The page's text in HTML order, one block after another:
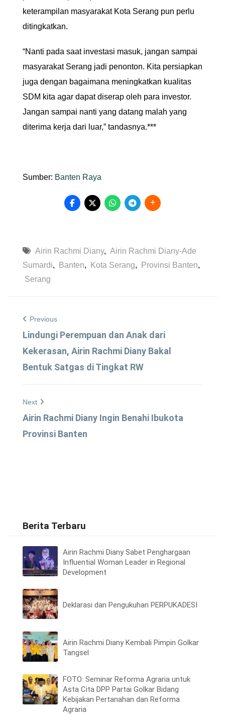
keterampilan masyarakat Kota Serang pun perlu
ditingkatkan.
“Nanti pada saat investasi masuk, jangan sampai
masyarakat Serang jadi penonton. Kita persiapkan
juga dengan bagaimana meningkatkan kualitas
SDM kita agar dapat diserap oleh para investor.
Jangan sampai nanti yang datang malah yang
diterima kerja dari luar,” tandasnya.***
Sumber: Banten Raya
Airin Rachmi Diany, Airin Rachmi Diany-Ade
Sumardi, Banten, Kota Serang, Provinsi Banten,
Serang
Previous
Lindungi Perempuan dan Anak dari
Kekerasan, Airin Rachmi Diany Bakal
Bentuk Satgas di Tingkat RW
Next
Airin Rachmi Diany Ingin Benahi Ibukota
Provinsi Banten
Berita Terbaru
Airin Rachmi Diany Sabet Penghargaan
Influential Woman Leader in Regional
Development
Deklarasi dan Pengukuhan PERPUKADESI
Airin Rachmi Diany Kembali Pimpin Golkar
Tangsel
FOTO: Seminar Reforma Agraria untuk
Asta Cita DPP Partai Golkar Bidang
Kebijakan Pertanahan dan Reforma
Agraria